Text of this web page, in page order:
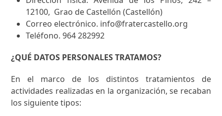
12100, Grao de Castellón (Castellón)
Correo electrónico. info@fratercastello.org
Teléfono. 964 282992
¿QUÉ DATOS PERSONALES TRATAMOS?
En el marco de los distintos tratamientos de
actividades realizadas en la organización, se recaban
los siguiente tipos: